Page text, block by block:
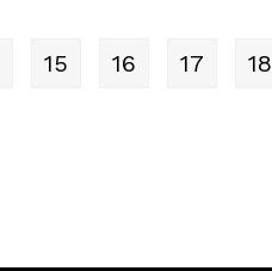
15 16 17 18